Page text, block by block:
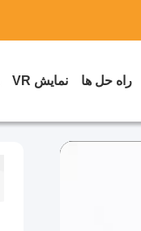
راه حل ها نمایش VR